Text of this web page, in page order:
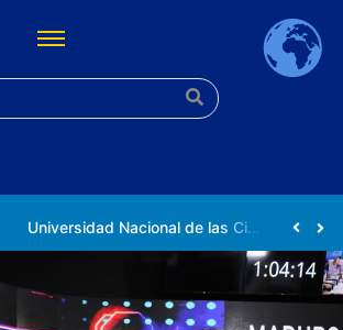
Universidad Nacional de las Ciencias impulsa vocaciones científicas en la Expoferia de Oportunidades de Estudio 2026